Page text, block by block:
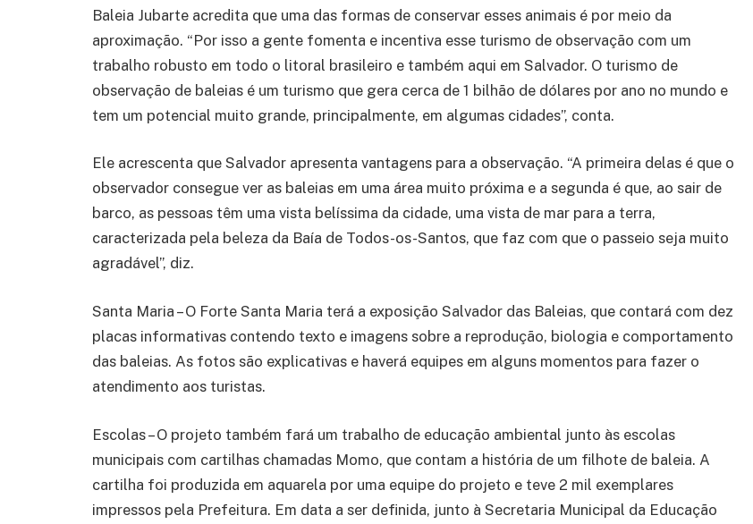
Baleia Jubarte acredita que uma das formas de conservar esses animais é por meio da
aproximação. “Por isso a gente fomenta e incentiva esse turismo de observação com um
trabalho robusto em todo o litoral brasileiro e também aqui em Salvador. O turismo de
observação de baleias é um turismo que gera cerca de 1 bilhão de dólares por ano no mundo e
tem um potencial muito grande, principalmente, em algumas cidades”, conta.
Ele acrescenta que Salvador apresenta vantagens para a observação. “A primeira delas é que o
observador consegue ver as baleias em uma área muito próxima e a segunda é que, ao sair de
barco, as pessoas têm uma vista belíssima da cidade, uma vista de mar para a terra,
caracterizada pela beleza da Baía de Todos-os-Santos, que faz com que o passeio seja muito
agradável”, diz.
Santa Maria – O Forte Santa Maria terá a exposição Salvador das Baleias, que contará com dez
placas informativas contendo texto e imagens sobre a reprodução, biologia e comportamento
das baleias. As fotos são explicativas e haverá equipes em alguns momentos para fazer o
atendimento aos turistas.
Escolas – O projeto também fará um trabalho de educação ambiental junto às escolas
municipais com cartilhas chamadas Momo, que contam a história de um filhote de baleia. A
cartilha foi produzida em aquarela por uma equipe do projeto e teve 2 mil exemplares
impressos pela Prefeitura. Em data a ser definida, junto à Secretaria Municipal da Educação